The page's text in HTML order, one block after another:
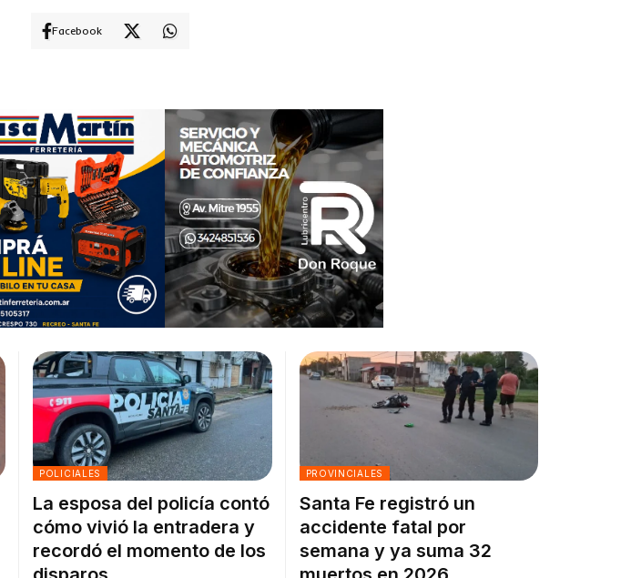
Facebook
POLICIALES
La esposa del policía contó
cómo vivió la entradera y
recordó el momento de los
PROVINCIALES
Santa Fe registró un
accidente fatal por
semana y ya suma 32